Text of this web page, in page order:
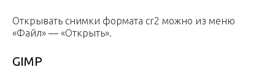
Открывать снимки формата cr2 можно из меню
«Файл» — «Открыть».
GIMP